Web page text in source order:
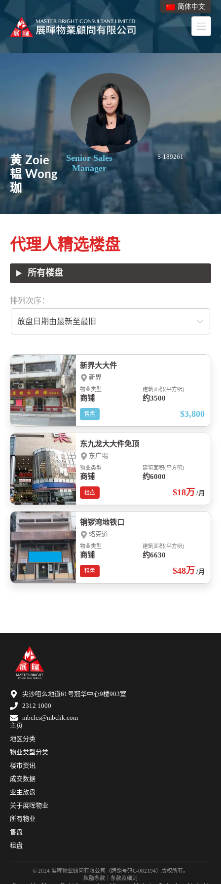
黄
韫
珈
Zoie
Wong
Senior Sales
Manager
S-189261
所有楼盘
代理人精选楼盘
排列次序：
放盘日期由最新至最旧
新界大大件
新界
物业类型
商铺
建筑面积(平方呎)
约3500
售盘 $3,800
东九龙大大件免顶
东广埸
物业类型
商铺
建筑面积(平方呎)
约6000
租盘 $18万 /月
铜锣湾地铁口
骆克道
物业类型
商铺
建筑面积(平方呎)
约6630
租盘 $48万 /月
尖沙咀么地道61号冠华中心9楼903室
2312 1000
mbclcs@mbchk.com
主页
地区分类
物业类型分类
楼市资讯
成交数据
业主放盘
关于展晖物业
所有物业
售盘
租盘
© 2024 展晖物业顾问有限公司（牌照号码C-082194）版权所有。
私隐条款
条款及细则
简体中文